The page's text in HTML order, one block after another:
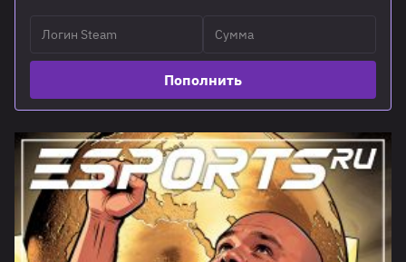
Пополнить